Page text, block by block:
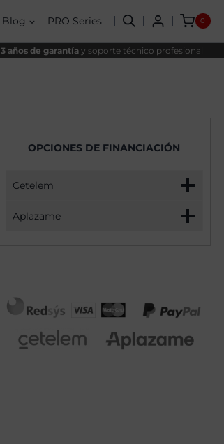
Blog PRO Series 0
3 años de garantía y soporte técnico profesional
OPCIONES DE FINANCIACIÓN
Cetelem
Aplazame
Ryzen
9800X3D,
32GB,
Pro